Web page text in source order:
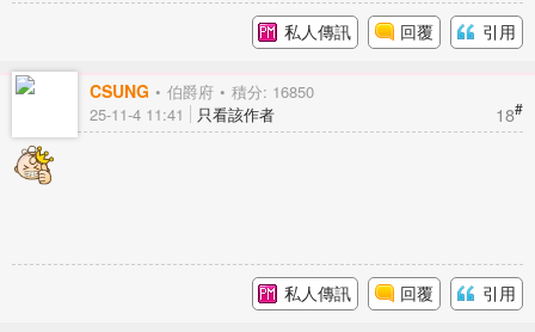
私人傳訊 回覆 引用
CSUNG 伯爵府 積分: 16850
18#
25-11-4 11:41 只看該作者
私人傳訊 回覆 引用